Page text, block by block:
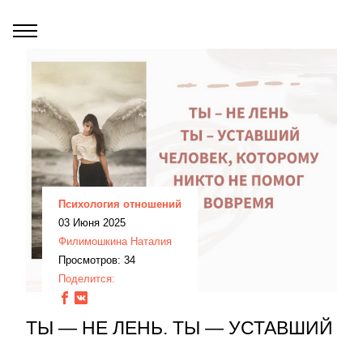
Психология отношений
03 Июня 2025
Филимошкина Наталия
Просмотров: 34
Поделится:
ТЫ — НЕ ЛЕНЬ. ТЫ — УСТАВШИЙ